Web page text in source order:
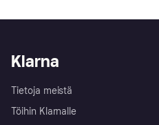
Klarna
Tietoja meistä
Töihin Klarnalle